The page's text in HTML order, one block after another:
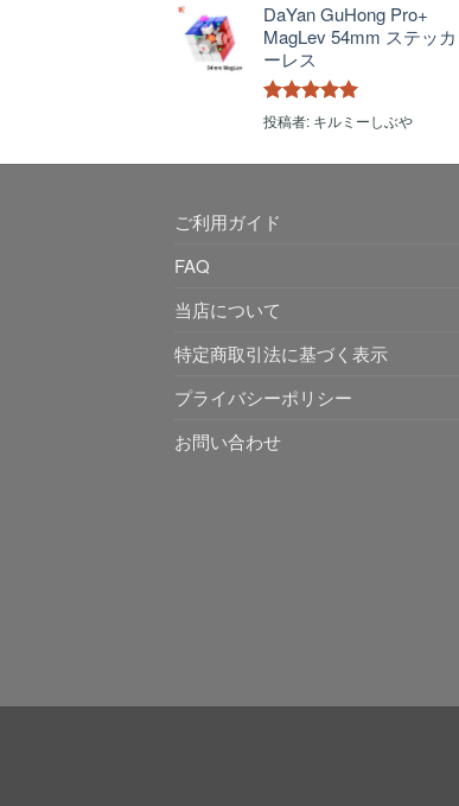
DaYan GuHong Pro+
MagLev 54mm ステッカ
ーレス
5段階中5の
投稿者: キルミーしぶや
ご利用ガイド
FAQ
当店について
特定商取引法に基づく表示
プライバシーポリシー
お問い合わせ